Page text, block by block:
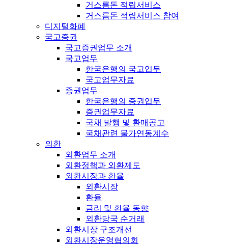
거스름돈 적립서비스
거스름돈 적립서비스 참여
디지털화폐
국고증권
국고증권업무 소개
국고업무
한국은행의 국고업무
국고업무자료
증권업무
한국은행의 증권업무
증권업무자료
국채 발행 및 환매공고
국채관련 물가연동계수
외환
외환업무 소개
외환정책과 외환제도
외환시장과 환율
외환시장
환율
금리 및 환율 동향
외환당국 순거래
외환시장 구조개선
외환시장운영협의회